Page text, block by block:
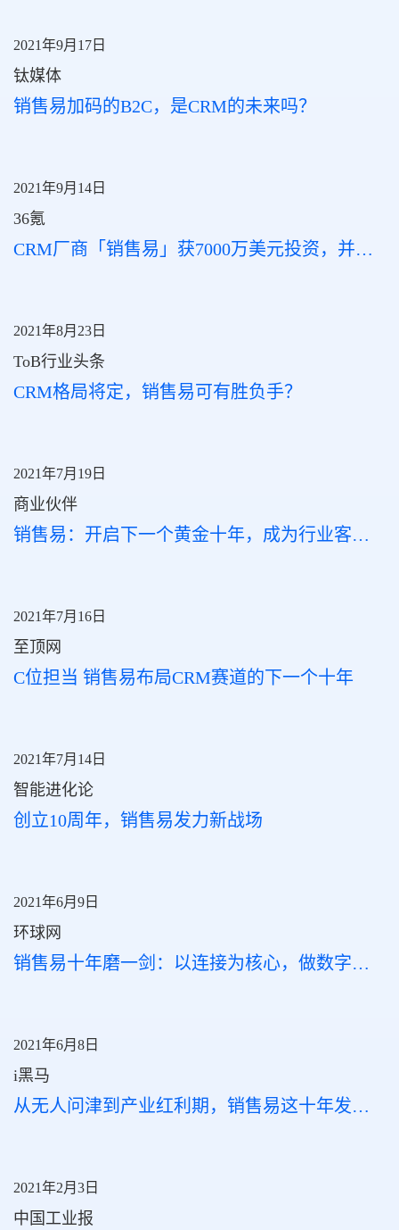
2021年9月17日
钛媒体
销售易加码的B2C，是CRM的未来吗？
2021年9月14日
36氪
CRM厂商「销售易」获7000万美元投资，并推出消费领域垂直SCRM
2021年8月23日
ToB行业头条
CRM格局将定，销售易可有胜负手？
2021年7月19日
商业伙伴
销售易：开启下一个黄金十年，成为行业客户数字化转型核心赋能者
2021年7月16日
至顶网
C位担当 销售易布局CRM赛道的下一个十年
2021年7月14日
智能进化论
创立10周年，销售易发力新战场
2021年6月9日
环球网
销售易十年磨一剑：以连接为核心，做数字经济时代的赋能者
2021年6月8日
i黑马
从无人问津到产业红利期，销售易这十年发展的内在逻辑是什么？
2021年2月3日
中国工业报